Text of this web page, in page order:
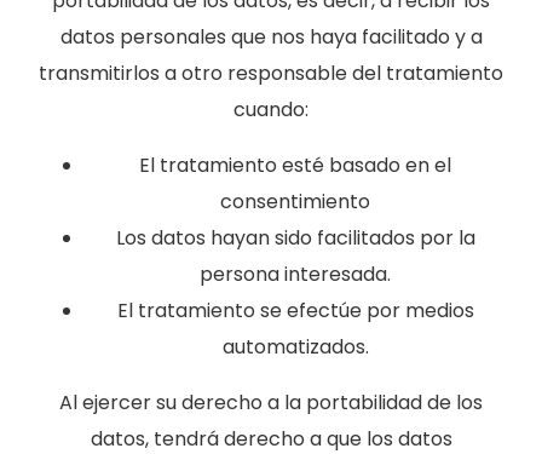
datos personales que nos haya facilitado y a
transmitirlos a otro responsable del tratamiento
cuando:
El tratamiento esté basado en el
consentimiento
Los datos hayan sido facilitados por la
persona interesada.
El tratamiento se efectúe por medios
automatizados.
Al ejercer su derecho a la portabilidad de los
datos, tendrá derecho a que los datos